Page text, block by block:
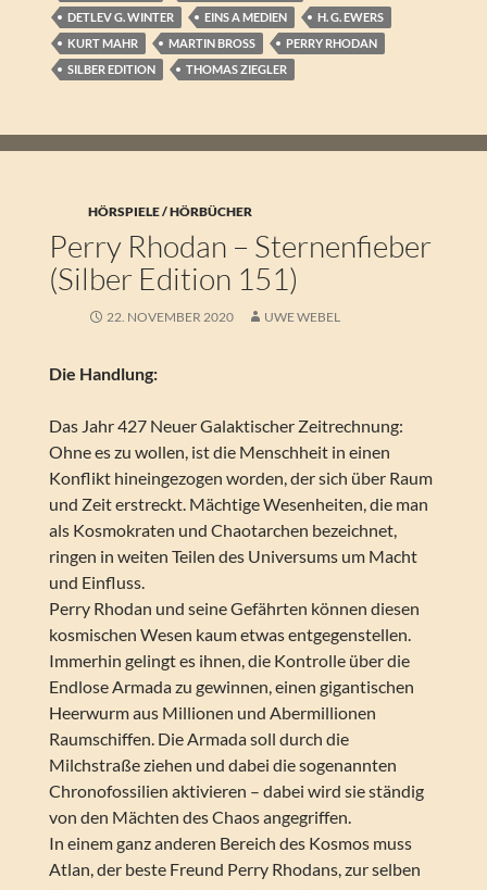
DETLEV G. WINTER
EINS A MEDIEN
H. G. EWERS
KURT MAHR
MARTIN BROSS
PERRY RHODAN
SILBER EDITION
THOMAS ZIEGLER
HÖRSPIELE / HÖRBÜCHER
Perry Rhodan – Sternenfieber
(Silber Edition 151)
22. NOVEMBER 2020 UWE WEBEL
Die Handlung:
Das Jahr 427 Neuer Galaktischer Zeitrechnung:
Ohne es zu wollen, ist die Menschheit in einen
Konflikt hineingezogen worden, der sich über Raum
und Zeit erstreckt. Mächtige Wesenheiten, die man
als Kosmokraten und Chaotarchen bezeichnet,
ringen in weiten Teilen des Universums um Macht
und Einfluss.
Perry Rhodan und seine Gefährten können diesen
kosmischen Wesen kaum etwas entgegenstellen.
Immerhin gelingt es ihnen, die Kontrolle über die
Endlose Armada zu gewinnen, einen gigantischen
Heerwurm aus Millionen und Abermillionen
Raumschiffen. Die Armada soll durch die
Milchstraße ziehen und dabei die sogenannten
Chronofossilien aktivieren – dabei wird sie ständig
von den Mächten des Chaos angegriffen.
In einem ganz anderen Bereich des Kosmos muss
Atlan, der beste Freund Perry Rhodans, zur selben